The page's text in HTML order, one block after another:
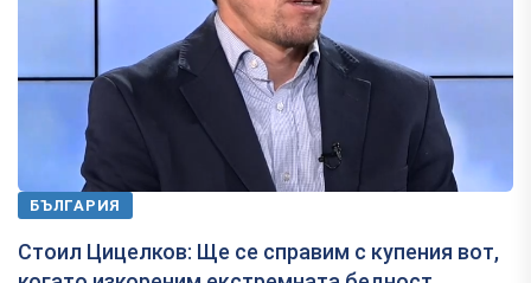
БЪЛГАРИЯ
Стоил Цицелков: Ще се справим с купения вот,